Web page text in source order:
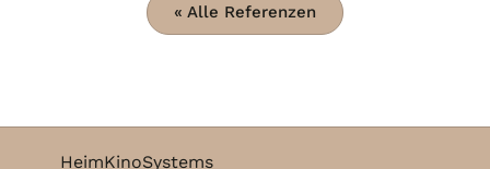
« Alle Referenzen
HeimKinoSystems